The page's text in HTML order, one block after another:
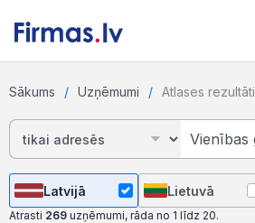
Sākums Uzņēmumi Atlases rezultāti
Latvijā Lietuvā
Atrasti 269 uzņēmumi, rāda no 1 līdz 20.